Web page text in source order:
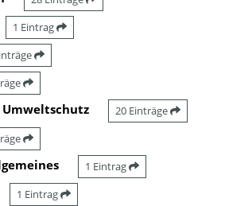
1 Eintrag
20 Einträge
1 Eintrag
1 Eintrag